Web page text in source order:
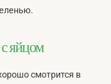
яйцом
смотрится в